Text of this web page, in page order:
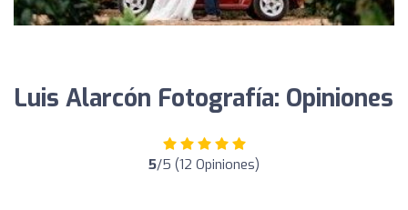
Luis Alarcón Fotografía: Opiniones
5/5 (12 Opiniones)